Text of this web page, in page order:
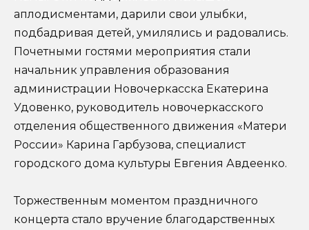
аплодисментами, дарили свои улыбки,
подбадривая детей, умилялись и радовались.
Почетными гостями мероприятия стали
начальник управления образования
администрации Новочеркасска Екатерина
Удовенко, руководитель новочеркасского
отделения общественного движения «Матери
России» Карина Гарбузова, специалист
городского дома культуры Евгения Авдеенко.
Торжественным моментом праздничного
концерта стало вручение благодарственных